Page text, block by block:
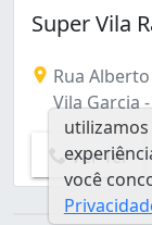
Super Vila
Rua
Vila Garcia
Ver Tel
você